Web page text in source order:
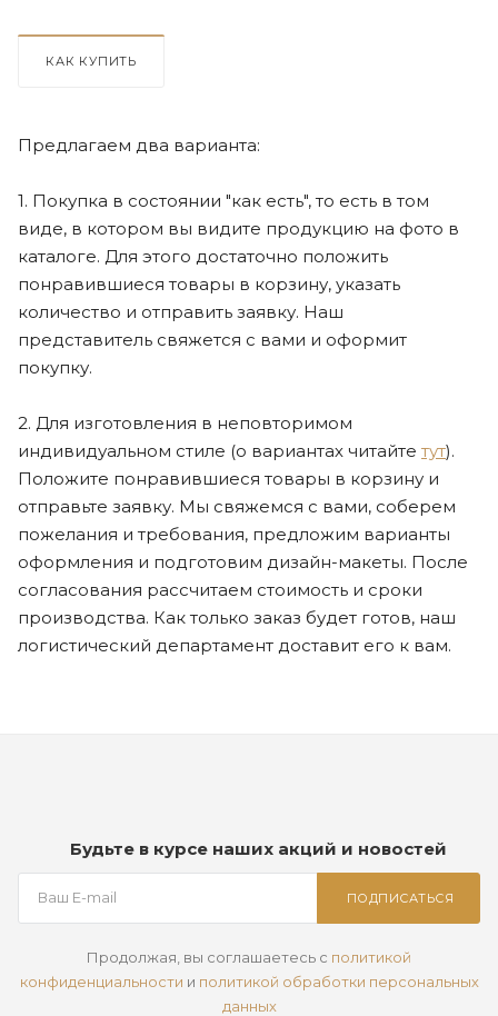
КАК КУПИТЬ
Предлагаем два варианта:
1. Покупка в состоянии "как есть", то есть в том
виде, в котором вы видите продукцию на фото в
каталоге. Для этого достаточно положить
понравившиеся товары в корзину, указать
количество и отправить заявку. Наш
представитель свяжется с вами и оформит
покупку.
2. Для изготовления в неповторимом
индивидуальном стиле (о вариантах читайте тут).
Положите понравившиеся товары в корзину и
отправьте заявку. Мы свяжемся с вами, соберем
пожелания и требования, предложим варианты
оформления и подготовим дизайн-макеты. После
согласования рассчитаем стоимость и сроки
производства. Как только заказ будет готов, наш
логистический департамент доставит его к вам.
Будьте в курсе наших акций и новостей
ПОДПИСАТЬСЯ
Продолжая, вы соглашаетесь с политикой
конфиденциальности и политикой обработки персональных
данных